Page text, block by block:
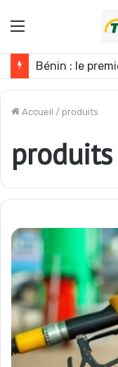
Menu
Accueil / produits
produits